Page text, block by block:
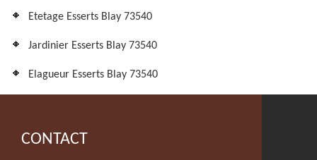
Etetage Esserts Blay 73540
Jardinier Esserts Blay 73540
Elagueur Esserts Blay 73540
CONTACT